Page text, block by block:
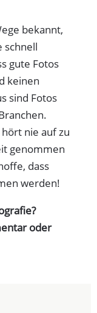
bekannt,
schnell
gute Fotos
keinen
sind Fotos
nie auf zu
genommen
dass
werden!
oder